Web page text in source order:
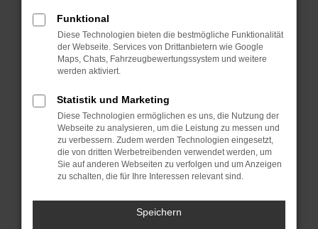
anderen Browser oder in einem privaten
Fenster?
Starte dein Gerät neu.
vorübergehende Probleme zu beheben.
Stelle sicher, dass dein Browser und dein
Betriebssystem auf dem neuesten Stand
sind.
Veraltete Software birgt nicht nur ein
führen, dass bestimmte Funktionen nicht
Funktional
Diese Technologien bieten die bestmögliche Funktionalität
der Webseite. Services von Drittanbietern wie Google
Maps, Chats, Fahrzeugbewertungssystem und weitere
werden aktiviert.
Statistik und Marketing
Diese Technologien ermöglichen es uns, die Nutzung der
Webseite zu analysieren, um die Leistung zu messen und
zu verbessern. Zudem werden Technologien eingesetzt,
die von dritten Werbetreibenden verwendet werden, um
Sie auf anderen Webseiten zu verfolgen und um Anzeigen
zu schalten, die für Ihre Interessen relevant sind.
Speichern